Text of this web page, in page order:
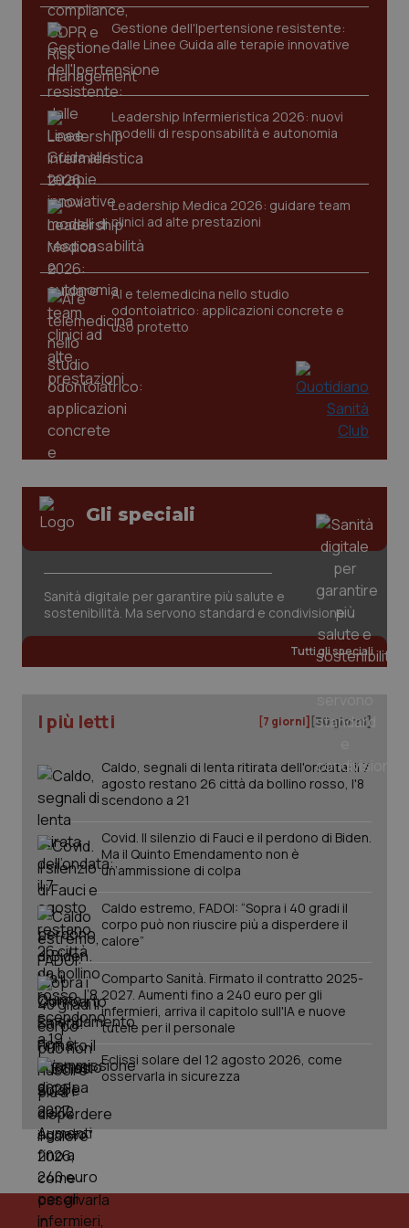
Gestione dell'Ipertensione resistente:
dalle Linee Guida alle terapie innovative
Leadership Infermieristica 2026: nuovi
modelli di responsabilità e autonomia
Leadership Medica 2026: guidare team
clinici ad alte prestazioni
AI e telemedicina nello studio
odontoiatrico: applicazioni concrete e
uso protetto
Gli speciali
Sanità digitale per garantire più salute e
sostenibilità. Ma servono standard e condivisione
Tutti gli speciali
I più letti [7 giorni] [30 giorni]
Caldo, segnali di lenta ritirata dell'ondata: il 7
agosto restano 26 città da bollino rosso, l'8
scendono a 21
Covid. Il silenzio di Fauci e il perdono di Biden.
Ma il Quinto Emendamento non è
un’ammissione di colpa
Caldo estremo, FADOI: “Sopra i 40 gradi il
corpo può non riuscire più a disperdere il
calore”
Comparto Sanità. Firmato il contratto 2025-
2027. Aumenti fino a 240 euro per gli
infermieri, arriva il capitolo sull'IA e nuove
tutele per il personale
Eclissi solare del 12 agosto 2026, come
osservarla in sicurezza
funzionare correttamente senza questi cookie.
Nome
Fornitore/Dominio
VISITOR_PRIVACY_METADATA
www.quotidianosanita.it
tracking-enable
www.quotidianosanita.it
_ga
Google LLC